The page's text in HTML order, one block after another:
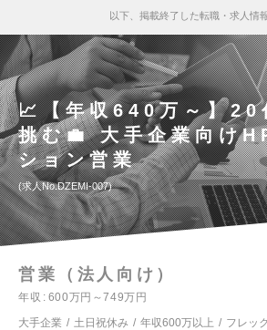
以下、掲載終了した転職・求人情
📈【年収640万～】20
挑む💼 大手企業向け
ション営業
求人No.DZEMI-007
営業（法人向け）
年収
600万円～749万円
大手企業
土日祝休み 年収600万以上 フレッ